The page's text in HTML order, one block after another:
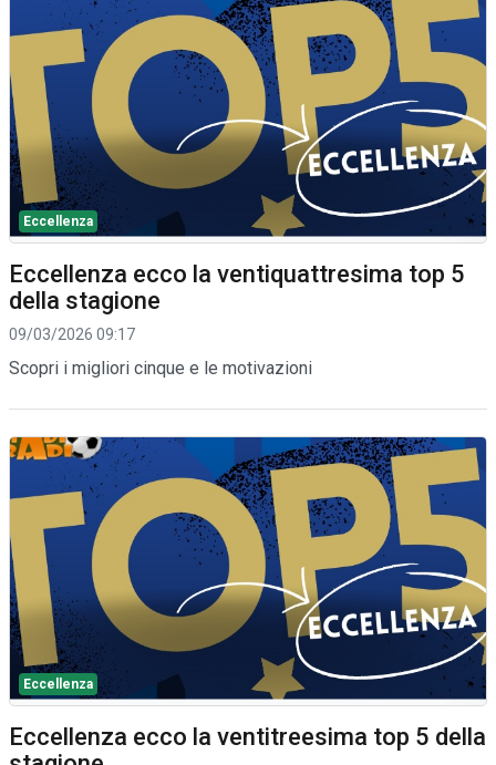
Eccellenza
Eccellenza ecco la ventiquattresima top 5
della stagione
09/03/2026 09:17
Scopri i migliori cinque e le motivazioni
Eccellenza
Eccellenza ecco la ventitreesima top 5 della